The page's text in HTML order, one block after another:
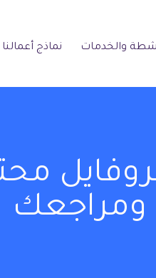
والخدمات نماذج أعمالنا
ومراجعك